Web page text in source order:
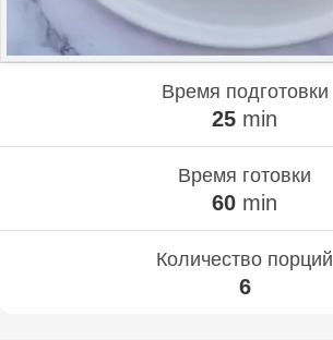
Время подготовки
25 min
Время готовки
60 min
Количество порций
6